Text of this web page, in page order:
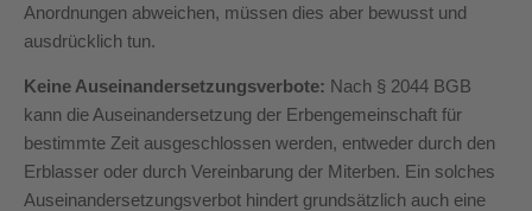
Anordnungen abweichen, müssen dies aber bewusst und
ausdrücklich tun.
Keine Auseinandersetzungsverbote: Nach § 2044 BGB
kann die Auseinandersetzung der Erbengemeinschaft für
bestimmte Zeit ausgeschlossen werden, entweder durch den
Erblasser oder durch Vereinbarung der Miterben. Ein solches
Auseinandersetzungsverbot hindert grundsätzlich auch eine